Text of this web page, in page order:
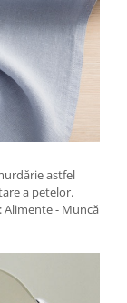
astfel
a petelor.
- Muncă